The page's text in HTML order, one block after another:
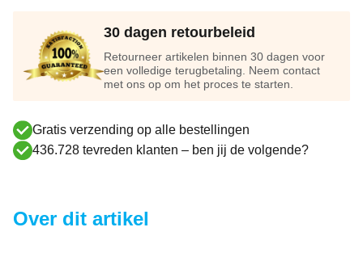
30 dagen retourbeleid
Retourneer artikelen binnen 30 dagen voor
een volledige terugbetaling. Neem contact
met ons op om het proces te starten.
Gratis verzending op alle bestellingen
436.728 tevreden klanten – ben jij de volgende?
Over dit artikel